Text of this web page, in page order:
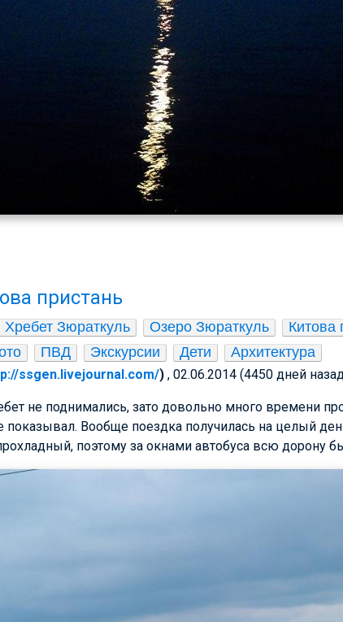
пристань
Хребет Зюраткуль Озеро Зюраткуль Китова
ПВД Экскурсии Дети Архитектура
ssgen.livejournal.com/) , 02.06.2014 (4450 дней
не поднимались, зато довольно много времени
Вообще поездка получилась на целый
поэтому за окнами автобуса всю дорону